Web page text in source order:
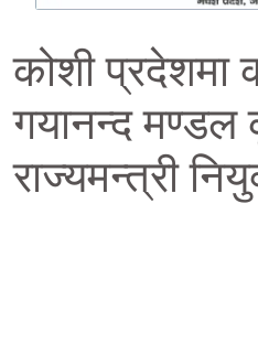
कोशी प्रदेशमा
गयानन्द मण्डल
राज्यमन्त्री